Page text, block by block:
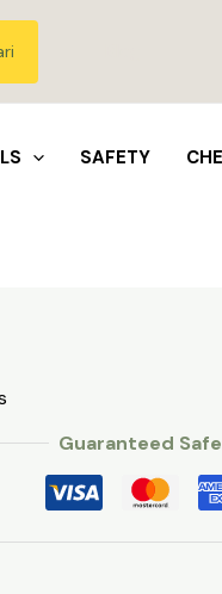
SAFETY
Guaranteed